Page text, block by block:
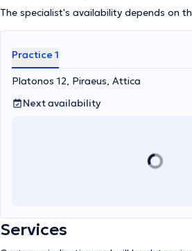
The specialist's availability depends on
Practice 1
Platonos 12, Piraeus, Attica
Next availability
Services